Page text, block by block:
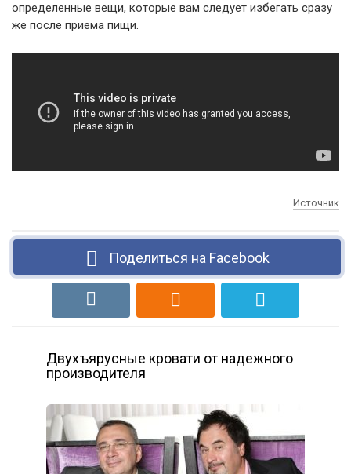
определенные вещи, которые вам следует избегать сразу
же после приема пищи.
Источник
Поделиться на Facebook
Двухъярусные кровати от надежного
производителя